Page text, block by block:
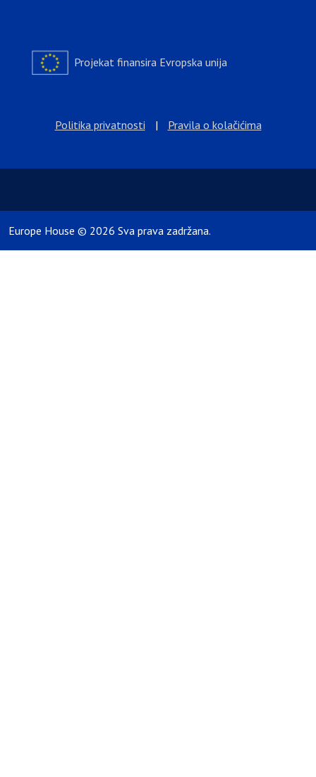
Projekat finansira Evropska unija
Politika privatnosti | Pravila o kolačićima
Europe House © 2026 Sva prava zadržana.